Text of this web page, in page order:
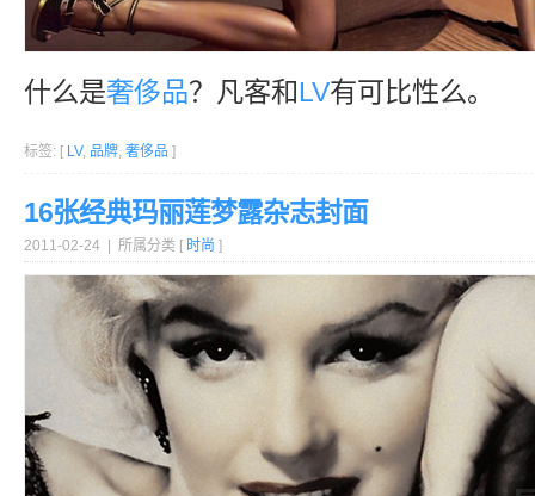
什么是奢侈品？凡客和LV有可比性么。
标签: [ LV, 品牌, 奢侈品 ]
16张经典玛丽莲梦露杂志封面
2011-02-24 | 所属分类 [ 时尚 ]